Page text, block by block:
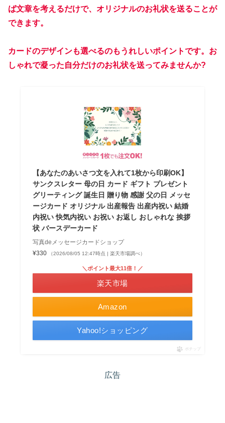
ば文章を考えるだけで、オリジナルのお礼状を送ることが
できます。
カードのデザインも選べるのもうれしいポイントです。お
しゃれで凝った自分だけのお礼状を送ってみませんか?
【あなたのあいさつ文を入れて1枚から印刷OK】
サンクスレター 母の日 カード ギフト プレゼント
グリーティング 誕生日 贈り物 感謝 父の日 メッセ
ージカード オリジナル 出産報告 出産内祝い 結婚
内祝い 快気内祝い お祝い お返し おしゃれな 挨拶
状 バースデーカード
写真deメッセージカードショップ
¥330
（2026/08/05 12:47時点 | 楽天市場調べ）
Amazon
＼ポイント最大11倍！／
楽天市場
Yahoo!ショッピング
ポチップ
広告